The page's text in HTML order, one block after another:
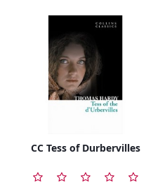
CC Tess of Durbervilles